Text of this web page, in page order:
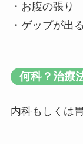
・お腹の張り
・ゲップが出る
何科？治療
内科もしくは